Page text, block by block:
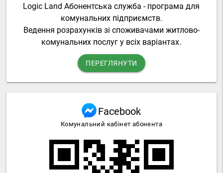
Logic Land Абонентська служба - програма для
комунальних підприємств.
Ведення розрахунків зі споживачами житлово-
комунальних послуг у всіх варіантах.
ПЕРЕГЛЯНУТИ
Facebook
Комунальний кабінет абонента